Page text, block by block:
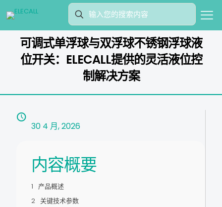
可调式单浮球与双浮球不锈钢浮球液
位开关：ELECALL提供的灵活液位控
制解决方案
30 4 月, 2026
内容概要
产品概述
关键技术参数